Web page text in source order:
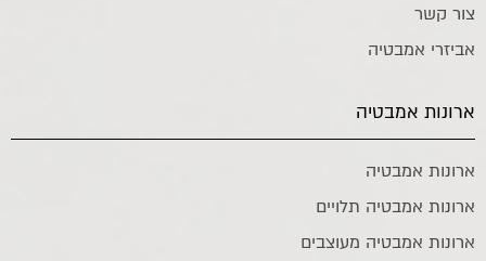
צור קשר
אביזרי אמבטיה
ארונות אמבטיה
ארונות אמבטיה
ארונות אמבטיה תלויים
ארונות אמבטיה מעוצבים